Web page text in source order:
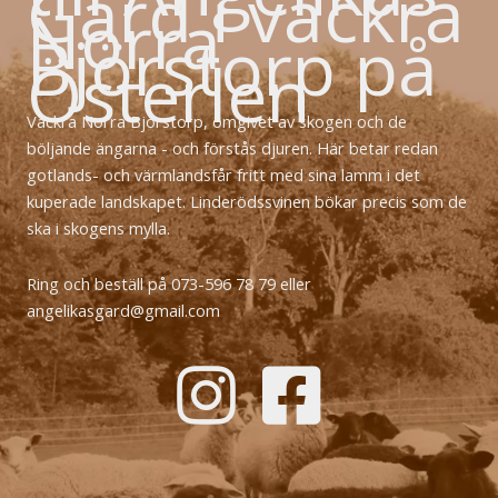
Norra
Björstorp på
Österlen
Vackra Norra Björstorp, omgivet av skogen och de
böljande ängarna - och förstås djuren. Här betar redan
gotlands- och värmlandsfår fritt med sina lamm i det
kuperade landskapet. Linderödssvinen bökar precis som de
ska i skogens mylla.
Ring och beställ på 073-596 78 79 eller
angelikasgard@gmail.com